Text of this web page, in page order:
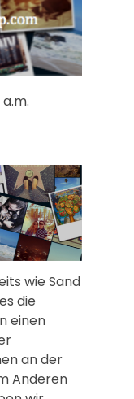
wie Sand
die
einen
an der
Anderen